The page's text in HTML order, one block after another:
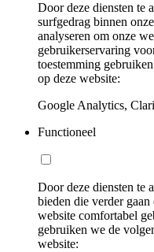
Door deze diensten te
surfgedrag binnen
analyseren om onze
gebruikerservaring
toestemming
op deze website:
Google Analytics,
Functioneel
Door deze diensten te
bieden die verder
website comfortabel
gebruiken we de
website: